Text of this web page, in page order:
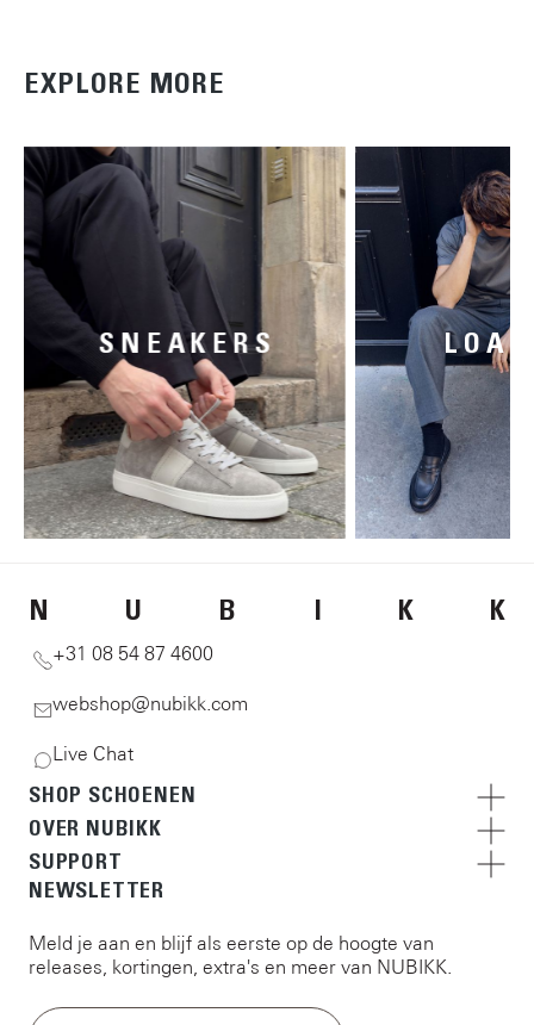
EXPLORE MORE
SNEAKERS
N U B I K K
+31 08 54 87 4600
webshop@nubikk.com
Live Chat
SHOP SCHOENEN
OVER NUBIKK
SUPPORT
NEWSLETTER
Meld je aan en blijf als eerste op de hoogte van
releases, kortingen, extra's en meer van NUBIKK.